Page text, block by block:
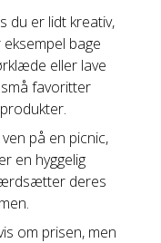
du er lidt kreativ,
bage
eller lave
favoritter
på en picnic,
en hyggelig
deres
om prisen, men